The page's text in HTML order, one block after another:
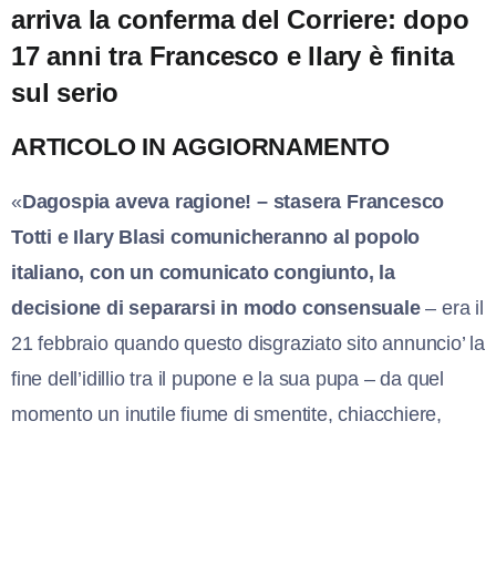
arriva la conferma del Corriere: dopo
17 anni tra Francesco e Ilary è finita
sul serio
ARTICOLO IN AGGIORNAMENTO
«Dagospia aveva ragione! – stasera Francesco
Totti e Ilary Blasi comunicheranno al popolo
italiano, con un comunicato congiunto, la
decisione di separarsi in modo consensuale– era il
21 febbraio quando questo disgraziato sito annuncio’ la
fine dell’idillio tra il pupone e la sua pupa – da quel
momento un inutile fiume di smentite, chiacchiere,